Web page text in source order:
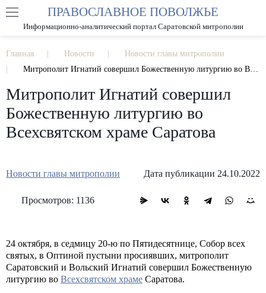
РАЗМЕР ШРИФТА А А
ПРАВОСЛАВНОЕ ПОВОЛЖЬЕ
Информационно-аналитический портал Саратовской митрополии
Главная Новости
Новости главы митрополии
Митрополит Игнатий совершил Божественную литургию во Всехсвятском храме Саратова
Митрополит Игнатий совершил
Божественную литургию во
Всехсвятском храме Саратова
Новости главы митрополии Дата публикации 24.10.2022
Просмотров: 1136
24 октября, в седмицу 20-ю по Пятидесятнице, Собор всех
святых, в Оптиной пустыни просиявших, митрополит
Саратовский и Вольский Игнатий совершил Божественную
литургию во Всехсвятском храме Саратова.